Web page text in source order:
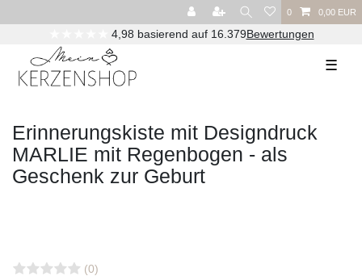
0 0,00 EUR
4,98 basierend auf 16.379Bewertungen
☰
Erinnerungskiste mit Designdruck
MARLIE mit Regenbogen - als
Geschenk zur Geburt
(0)